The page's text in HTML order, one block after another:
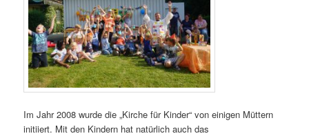
Im Jahr 2008 wurde die „Kirche für Kinder“ von einigen Müttern
initiiert. Mit den Kindern hat natürlich auch das